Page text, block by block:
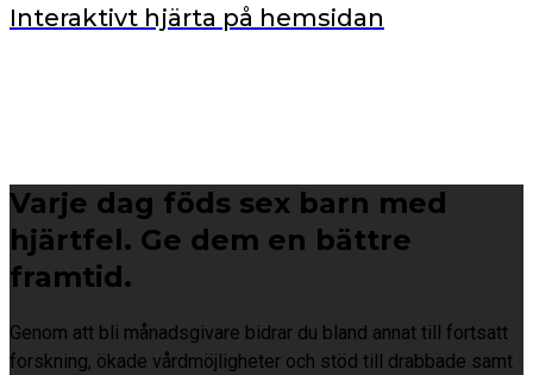
Interaktivt hjärta på hemsidan
Varje dag föds sex barn med
hjärtfel. Ge dem en bättre
framtid.
Genom att bli månadsgivare bidrar du bland annat till fortsatt
forskning, ökade vårdmöjligheter och stöd till drabbade samt